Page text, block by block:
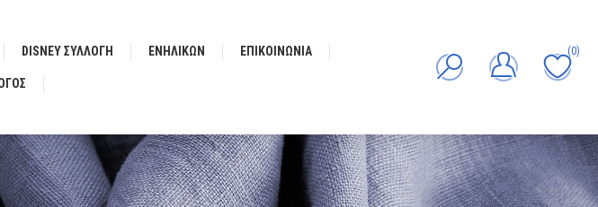
DISNEY ΣΥΛΛΟΓΗ ΕΝΗΛΙΚΩΝ ΕΠΙΚΟΙΝΩΝΊΑ (0)